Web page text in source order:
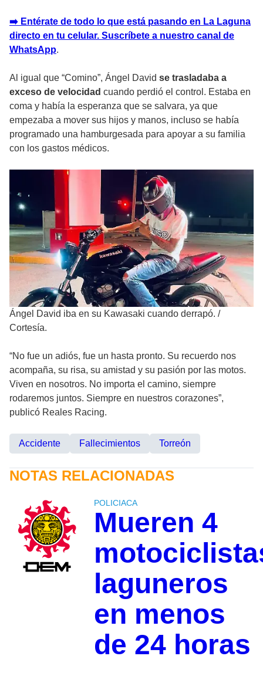
➡️ Entérate de todo lo que está pasando en La Laguna
directo en tu celular. Suscríbete a nuestro canal de
WhatsApp.
Al igual que “Comino”, Ángel David se trasladaba a
exceso de velocidad cuando perdió el control. Estaba en
coma y había la esperanza que se salvara, ya que
empezaba a mover sus hijos y manos, incluso se había
programado una hamburgesada para apoyar a su familia
con los gastos médicos.
Ángel David iba en su Kawasaki cuando derrapó. /
Cortesía.
“No fue un adiós, fue un hasta pronto. Su recuerdo nos
acompaña, su risa, su amistad y su pasión por las motos.
Viven en nosotros. No importa el camino, siempre
rodaremos juntos. Siempre en nuestros corazones”,
publicó Reales Racing.
Accidente Fallecimientos Torreón
NOTAS RELACIONADAS
POLICIACA
Mueren 4
laguneros
en menos
de 24 horas